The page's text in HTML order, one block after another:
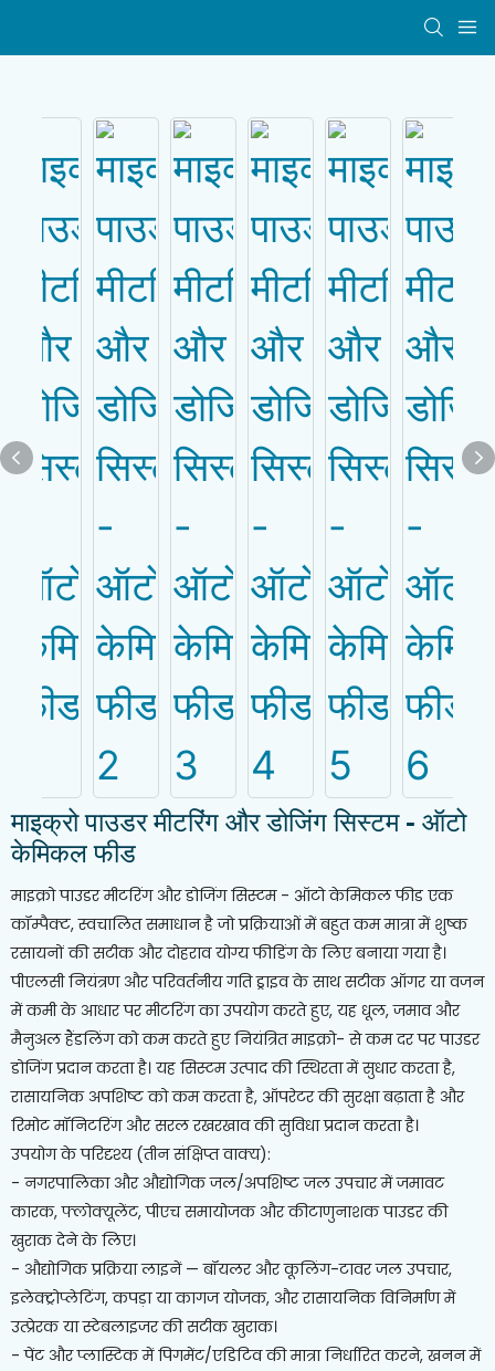
माइक्रो पाउडर मीटरिंग और डोजिंग सिस्टम - ऑटो
केमिकल फीड
माइक्रो पाउडर मीटरिंग और डोजिंग सिस्टम - ऑटो केमिकल फीड एक
कॉम्पैक्ट, स्वचालित समाधान है जो प्रक्रियाओं में बहुत कम मात्रा में शुष्क
रसायनों की सटीक और दोहराव योग्य फीडिंग के लिए बनाया गया है।
पीएलसी नियंत्रण और परिवर्तनीय गति ड्राइव के साथ सटीक ऑगर या वजन
में कमी के आधार पर मीटरिंग का उपयोग करते हुए, यह धूल, जमाव और
मैनुअल हैंडलिंग को कम करते हुए नियंत्रित माइक्रो- से कम दर पर पाउडर
डोजिंग प्रदान करता है। यह सिस्टम उत्पाद की स्थिरता में सुधार करता है,
रासायनिक अपशिष्ट को कम करता है, ऑपरेटर की सुरक्षा बढ़ाता है और
रिमोट मॉनिटरिंग और सरल रखरखाव की सुविधा प्रदान करता है।
उपयोग के परिदृश्य (तीन संक्षिप्त वाक्य):
- नगरपालिका और औद्योगिक जल/अपशिष्ट जल उपचार में जमावट
कारक, फ्लोक्यूलेंट, पीएच समायोजक और कीटाणुनाशक पाउडर की
खुराक देने के लिए।
- औद्योगिक प्रक्रिया लाइनें — बॉयलर और कूलिंग-टावर जल उपचार,
इलेक्ट्रोप्लेटिंग, कपड़ा या कागज योजक, और रासायनिक विनिर्माण में
उत्प्रेरक या स्टेबलाइजर की सटीक खुराक।
- पेंट और प्लास्टिक में पिगमेंट/एडिटिव की मात्रा निर्धारित करने, खनन में